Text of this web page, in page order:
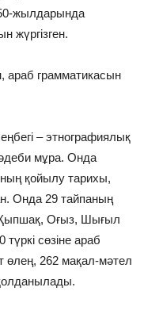
жылдарында
жүргiзген.
араб грамматикасын
– этнографиялық
мұра. Онда
қойылу тарихы,
Онда 29 тайпаның
Қыпшақ, Оғыз, Шығыл
түркi сөзiне араб
өлең, 262 мақал-мәтел